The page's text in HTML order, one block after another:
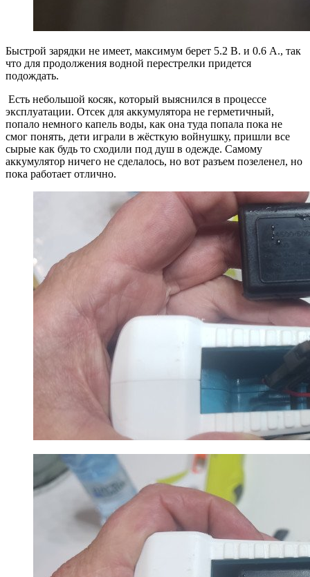
Быстрой зарядки не имеет, максимум берет 5.2 В. и 0.6 А., так
что для продолжения водной перестрелки придется
подождать.
Есть небольшой косяк, который выяснился в процессе
эксплуатации. Отсек для аккумулятора не герметичный,
попало немного капель воды, как она туда попала пока не
смог понять, дети играли в жёсткую войнушку, пришли все
сырые как будь то сходили под душ в одежде. Самому
аккумулятор ничего не сделалось, но вот разъем позеленел, но
пока работает отлично.